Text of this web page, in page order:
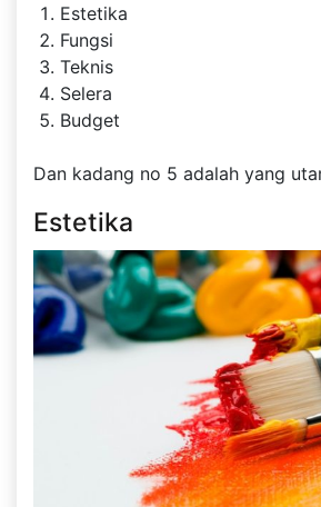
Estetika
Fungsi
Teknis
Selera
Budget
Dan kadang no 5 adalah yang
Estetika